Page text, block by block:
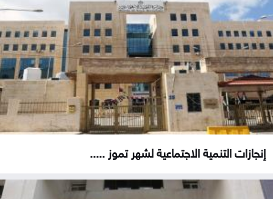
إنجازات التنمية الاجتماعية لشهر تموز .....